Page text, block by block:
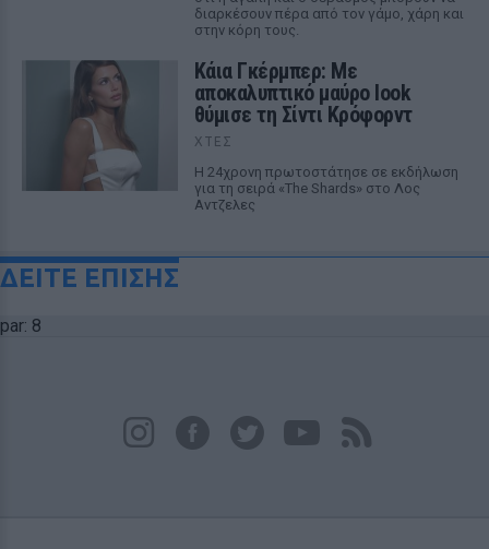
διαρκέσουν πέρα από τον γάμο, χάρη και
στην κόρη τους.
Κάια Γκέρμπερ: Με
αποκαλυπτικό μαύρο look
θύμισε τη Σίντι Κρόφορντ
ΧΤΕΣ
Η 24χρονη πρωτοστάτησε σε εκδήλωση
για τη σειρά «The Shards» στο Λος
Αντζελες
ΔΕΙΤΕ ΕΠΙΣΗΣ
par: 8